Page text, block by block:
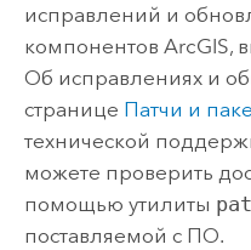
исправлений и
компонентов ArcGIS,
Об исправлениях и
странице Патчи и
технической
можете проверить
помощью утилиты
поставляемой с ПО.